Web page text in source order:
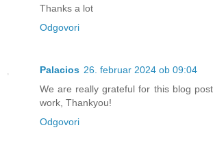
Thanks a lot
Odgovori
Palacios 26. februar 2024 ob 09:04
We are really grateful for this blog
work, Thankyou!
Odgovori